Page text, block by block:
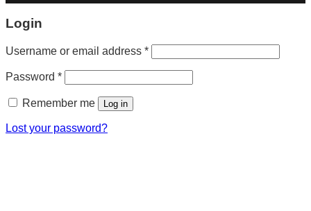
Login
Username or email address *
Password *
Remember me Log in
Lost your password?